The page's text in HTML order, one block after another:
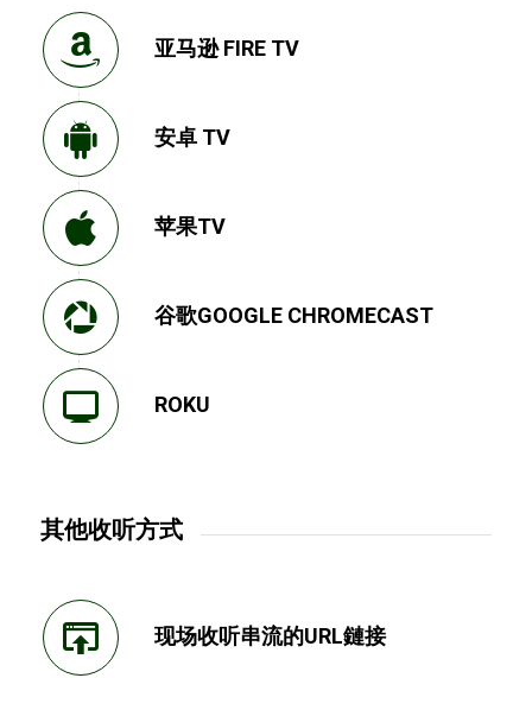
亚马逊 FIRE TV
安卓 TV
苹果TV
谷歌GOOGLE CHROMECAST
ROKU
其他收听方式
现场收听串流的URL鏈接